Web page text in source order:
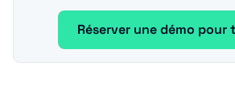
Réserver une démo pour